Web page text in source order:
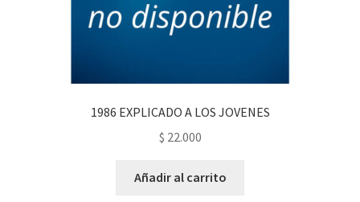
1986 EXPLICADO A LOS JOVENES
$ 22.000
Añadir al carrito